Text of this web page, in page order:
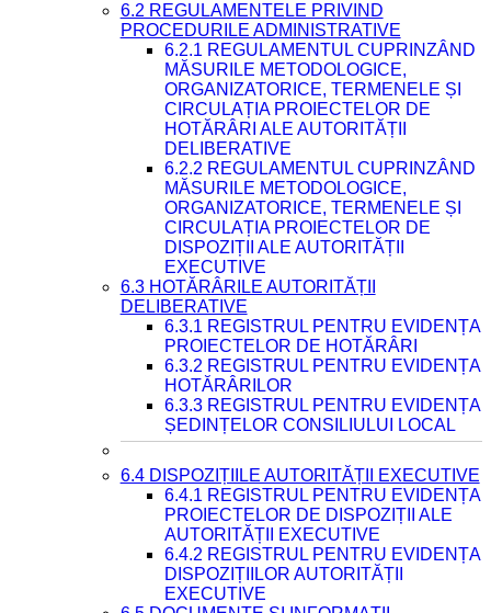
6.2 REGULAMENTELE PRIVIND
PROCEDURILE ADMINISTRATIVE
6.2.1 REGULAMENTUL CUPRINZÂND
MĂSURILE METODOLOGICE,
ORGANIZATORICE, TERMENELE ȘI
CIRCULAȚIA PROIECTELOR DE
HOTĂRÂRI ALE AUTORITĂȚII
DELIBERATIVE
6.2.2 REGULAMENTUL CUPRINZÂND
MĂSURILE METODOLOGICE,
ORGANIZATORICE, TERMENELE ȘI
CIRCULAȚIA PROIECTELOR DE
DISPOZIȚII ALE AUTORITĂȚII
EXECUTIVE
6.3 HOTĂRÂRILE AUTORITĂȚII
DELIBERATIVE
6.3.1 REGISTRUL PENTRU EVIDENȚA
PROIECTELOR DE HOTĂRÂRI
6.3.2 REGISTRUL PENTRU EVIDENȚA
HOTĂRÂRILOR
6.3.3 REGISTRUL PENTRU EVIDENȚA
ȘEDINȚELOR CONSILIULUI LOCAL
6.4 DISPOZIȚIILE AUTORITĂȚII EXECUTIVE
6.4.1 REGISTRUL PENTRU EVIDENȚA
PROIECTELOR DE DISPOZIȚII ALE
AUTORITĂȚII EXECUTIVE
6.4.2 REGISTRUL PENTRU EVIDENȚA
DISPOZIȚIILOR AUTORITĂȚII
EXECUTIVE